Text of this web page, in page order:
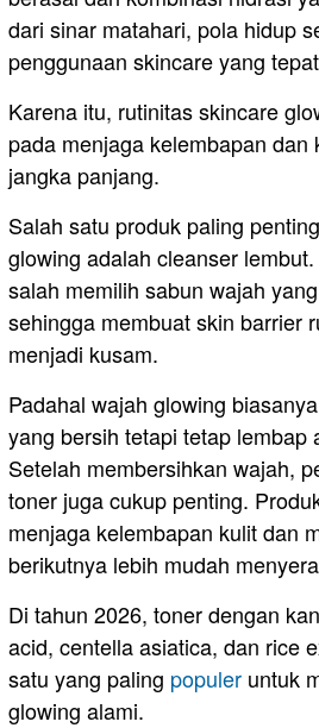
dari sinar matahari, pola hidup
penggunaan skincare yang
Karena itu, rutinitas skincare
pada menjaga kelembapan dan
jangka panjang.
Salah satu produk paling
glowing adalah cleanser
salah memilih sabun wajah
sehingga membuat skin barrier
menjadi kusam.
Padahal wajah glowing
yang bersih tetapi tetap lembap
Setelah membersihkan wajah,
toner juga cukup penting.
menjaga kelembapan kulit dan
berikutnya lebih mudah
Di tahun 2026, toner dengan
acid, centella asiatica, dan rice
satu yang paling populer untuk
glowing alami.